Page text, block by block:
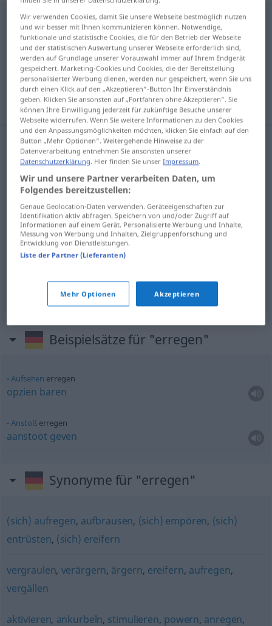
erregen <erregen>
Übersicht aller Übersetzungen
(Für mehr Details die Übersetzung anklicken/antippen)
opwinden, prikkelen, veroorzaken, wekken,
opwekken, baren
opwinden,prikkelen erregen
veroorzaken erregenverursachen
wekken erregen Appetit, Interesse, Mitleid,
Staunen
erregenAufsehen
Beispielsätze für "erregen"
Aufsehen erregen
opzien baren
Anstoßerregen
aanstoot geven
Synonyme für "erregen"
(sich) aufregen, aufbrausen, (sich) empören, (sich)
entrüsten, (sich) ereifern
vergraulen, verärgern, ärgern, ereifern, aufregen,
vergällen
aktivieren, ankurbeln, stimulieren, powern, anregen,
Wir verwenden Cookies, damit Sie unsere Webseite bestmöglich nutzen
und wir besser mit Ihnen kommunizieren können. Notwendige,
funktionale und statistische Cookies, die für den Betrieb der Webseite
und der statistischen Auswertung unserer Webseite erforderlich sind,
werden auf Grundlage unserer Vorauswahl immer auf Ihrem Endgerät
gespeichert. Marketing-Cookies und Cookies, die der Bereitstellung
personalisierter Werbung dienen, werden nur gespeichert, wenn Sie uns
durch einen Klick auf den „Akzeptieren“-Button Ihr Einverständnis
geben. Klicken Sie ansonsten auf „Fortfahren ohne Akzeptieren“. Sie
können Ihre Einwilligung jederzeit für zukünftige Besuche unserer
Webseite widerrufen. Wenn Sie weitere Informationen zu den Cookies
und den Anpassungsmöglichkeiten möchten, klicken Sie einfach auf den
Button „Mehr Optionen“. Weitergehende Hinweise zu der
Datenverarbeitung entnehmen Sie ansonsten unserer
Datenschutzerklärung. Hier finden Sie unserImpressum.
Wir und unsere Partner verarbeiten Daten, um
Folgendes bereitzustellen:
Genaue Geolocation-Daten verwenden. Geräteeigenschaften zur
Identifikation aktiv abfragen. Speichern von und/oder Zugriff auf
Informationen auf einem Gerät. Personalisierte Werbung und Inhalte,
Messung von Werbung und Inhalten, Zielgruppenforschung und
Entwicklung von Dienstleistungen.
Liste der Partner (Lieferanten)
Mehr Optionen Akzeptieren